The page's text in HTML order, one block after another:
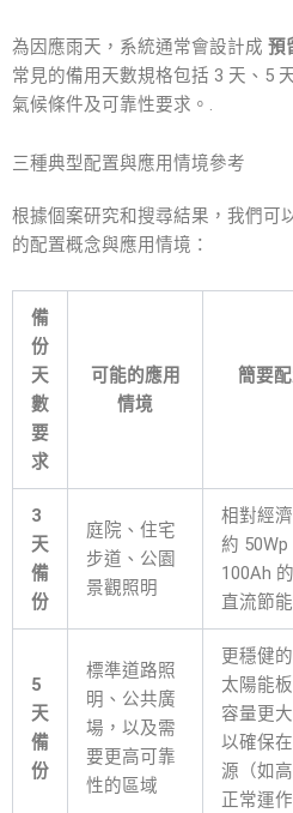
為因應雨天，系統通常會設計成 預
常見的備用天數規格包括 3 天、5
氣候條件及可靠性要求。.
三種典型配置與應用情境參考
根據個案研究和搜尋結果，我們可
的配置概念與應用情境：
備
份
天
數
要
求
可能的應用
情境
簡要
3
天
備
份
庭院、住宅
步道、公園
景觀照明
相對經
約
100Ah
直流節
5
天
備
份
標準道路照
明、公共廣
場，以及需
要更高可靠
性的區域
更穩健
太陽能
容量更
以確保
源（如
正常運